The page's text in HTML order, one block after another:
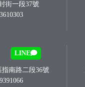
街一段37號
LINE
南路二段36號